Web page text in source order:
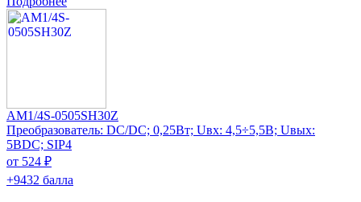
AM1/4S-0505SH30Z
Преобразователь: DC/DC; 0,25Вт; Uвх: 4,5÷5,5В; Uвых:
5ВDC; SIP4
от 524 ₽
+9432 балла